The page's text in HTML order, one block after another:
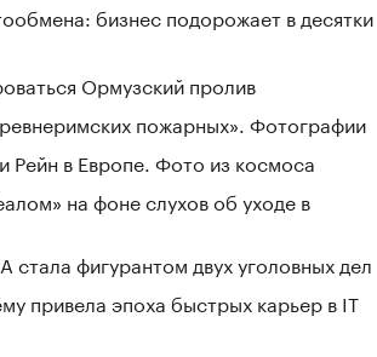
бизнес подорожает в десятки
Ормузский пролив
пожарных». Фотографии
Рейн в Европе. Фото из космоса
на фоне слухов об уходе в
фигурантом двух уголовных дел
привела эпоха быстрых карьер в IT